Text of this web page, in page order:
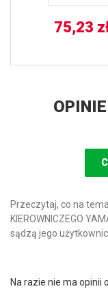
75,23
Przeczytaj, co na
KIEROWNICZEGO
sądzą jego
Na razie nie ma opinii